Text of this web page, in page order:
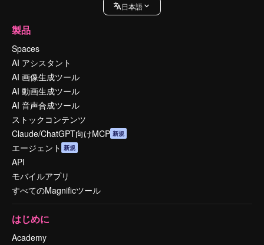
日本語
製品
Spaces
AI アシスタント
AI 画像生成ツール
AI 動画生成ツール
AI 音声合成ツール
ストックコンテンツ
Claude/ChatGPT向けMCP 新規
エージェント 新規
API
モバイルアプリ
すべてのMagnificツール
はじめに
Academy